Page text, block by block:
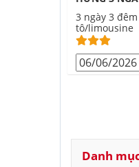
3 ngày 3
tô/limousine
Danh